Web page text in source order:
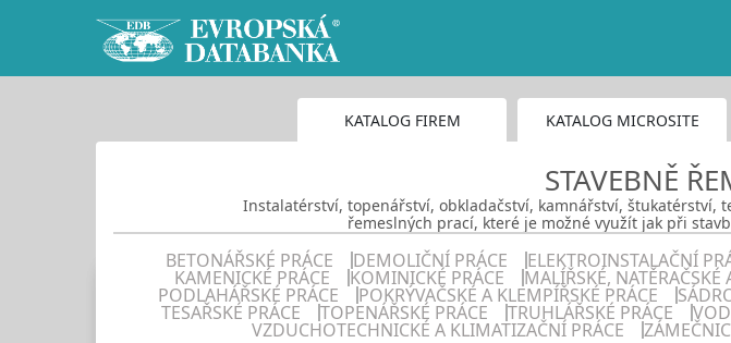
KATALOG FIREM KATALOG MICROSITE
STAVEBNĚ
Instalatérství, topenářství, obkladačství, kamnářství, štukatérství,
řemeslných prací, které je možné využít jak při
BETONÁŘSKÉ PRÁCE DEMOLIČNÍ PRÁCE ELEKTROINSTALAČNÍ
KAMENICKÉ PRÁCE KOMINICKÉ PRÁCE MALÍŘSKÉ, NATĚRAČSKÉ
PODLAHÁŘSKÉ PRÁCE POKRÝVAČSKÉ A KLEMPÍŘSKÉ PRÁCE
TESAŘSKÉ PRÁCE TOPENÁŘSKÉ PRÁCE TRUHLÁŘSKÉ PRÁCE
VZDUCHOTECHNICKÉ A KLIMATIZAČNÍ PRÁCE